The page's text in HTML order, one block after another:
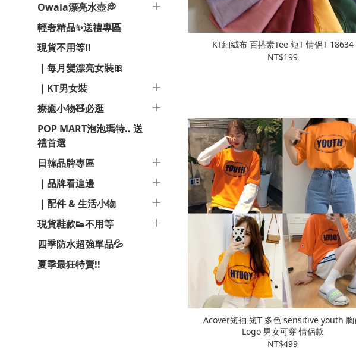
Owala漂亮水壺💭
輕奢精品✨送禮專區
現貨不用等!!
｜每月變漂亮女裝🎀
｜KT男女裝
療癒小物🧸必逛
POP MART泡泡瑪特.. 送
禮首選
日韓品牌專區
｜品牌看這邊
｜配件 & 生活小物
現貨鞋款👟不用等
四季防水超強單品💦
夏季最狂特賣!!
KT細絨布 百搭素Tee 短T 情侶T 18634
NT$199
Acover短袖 短T 多色 sensitive youth 胸前
Logo 男女可穿 情侶款
NT$499